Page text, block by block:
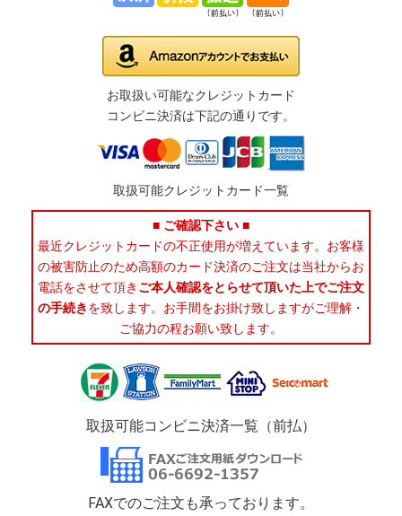
お取扱い可能なクレジットカード
コンビニ決済は下記の通りです。
取扱可能クレジットカード一覧
■ ご確認下さい ■
最近クレジットカードの不正使用が増えています。お客様
の被害防止のため高額のカード決済のご注文は当社からお
電話をさせて頂き ご本人確認をとらせて頂いた上でご注文
の手続きを致します。お手間をお掛け致しますがご理解・
ご協力の程お願い致します。
取扱可能コンビニ決済一覧（前払）
FAXでのご注文も承っております。